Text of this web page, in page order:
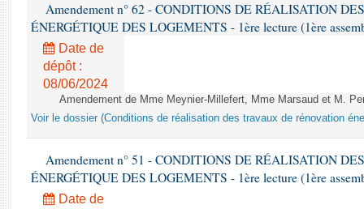
Amendement n° 62 - CONDITIONS DE RÉALISATION
ÉNERGÉTIQUE DES LOGEMENTS - 1ère lecture (1ère
Date de
dépôt :
08/06/2024
Amendement de Mme Meynier-Millefert, Mme Marsaud et M.
Voir le dossier (Conditions de réalisation des travaux de rénovation
Amendement n° 51 - CONDITIONS DE RÉALISATION
ÉNERGÉTIQUE DES LOGEMENTS - 1ère lecture (1ère
Date de